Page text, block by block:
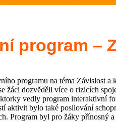
na plovárně
plavecký
–
program –
programu na téma Závislost
žáci dozvěděli více o rizicích
vedly program interaktivní
aktivit bylo také posilování
Program byl pro žáky přínosný